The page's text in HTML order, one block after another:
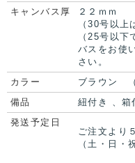
キャンバス厚
２２ｍｍ
（30号以上
（25号以下
バスをお使
さい。
カラー ブラウン （
備品 紐付き 、箱
発送予定日
ご注文より
（土・日・